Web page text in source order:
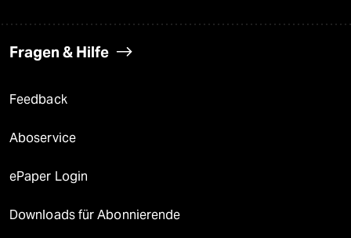
Fragen & Hilfe
Feedback
Aboservice
ePaper Login
Downloads für Abonnierende